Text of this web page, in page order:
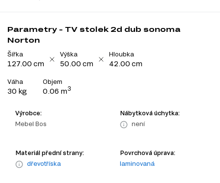
Parametry - TV stolek 2d dub sonoma
Norton
Šířka
127.00 cm
Výška
50.00 cm
Hloubka
42.00 cm
Váha
30 kg
Objem
0.06 m3
Výrobce:
Mebel Bos
Nábytková úchytka:
není
Materiál přední strany:
dřevotříska
Povrchová úprava:
laminovaná